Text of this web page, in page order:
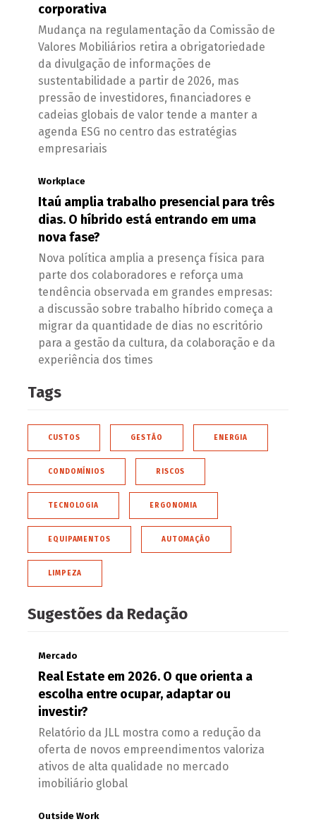
corporativa
Mudança na regulamentação da Comissão de
Valores Mobiliários retira a obrigatoriedade
da divulgação de informações de
sustentabilidade a partir de 2026, mas
pressão de investidores, financiadores e
cadeias globais de valor tende a manter a
agenda ESG no centro das estratégias
empresariais
Workplace
Itaú amplia trabalho presencial para três
dias. O híbrido está entrando em uma
nova fase?
Nova política amplia a presença física para
parte dos colaboradores e reforça uma
tendência observada em grandes empresas:
a discussão sobre trabalho híbrido começa a
migrar da quantidade de dias no escritório
para a gestão da cultura, da colaboração e da
experiência dos times
Tags
CUSTOS GESTÃO ENERGIA
CONDOMÍNIOS RISCOS
TECNOLOGIA ERGONOMIA
EQUIPAMENTOS AUTOMAÇÃO
LIMPEZA
Sugestões da Redação
Mercado
Real Estate em 2026. O que orienta a
escolha entre ocupar, adaptar ou
investir?
Relatório da JLL mostra como a redução da
oferta de novos empreendimentos valoriza
ativos de alta qualidade no mercado
imobiliário global
Outside Work